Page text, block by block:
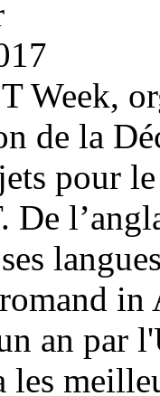
Week,
de la
pour
De
in
an par